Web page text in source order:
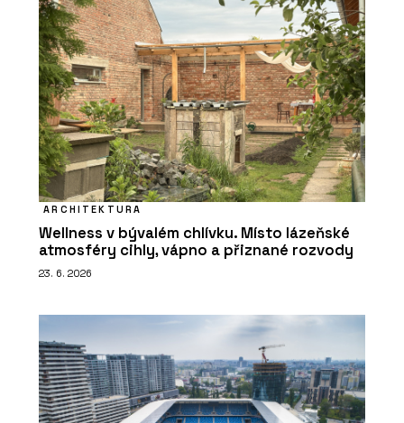
ARCHITEKTURA
Wellness v bývalém chlívku. Místo lázeňské
atmosféry cihly, vápno a přiznané rozvody
23. 6. 2026